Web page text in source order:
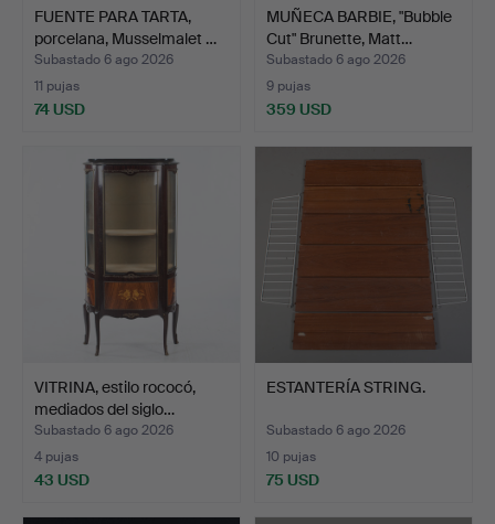
FUENTE PARA TARTA,
porcelana, Musselmalet …
Subastado 6 ago 2026
11 pujas
74 USD
MUÑECA BARBIE, "Bubble
Cut" Brunette, Matt…
Subastado 6 ago 2026
9 pujas
359 USD
VITRINA, estilo rococó,
mediados del siglo…
Subastado 6 ago 2026
4 pujas
43 USD
ESTANTERÍA STRING.
Subastado 6 ago 2026
10 pujas
75 USD